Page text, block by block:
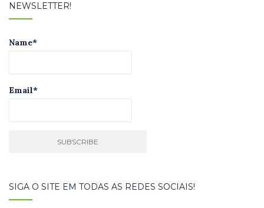
NEWSLETTER!
Name*
Email*
SIGA O SITE EM TODAS AS REDES SOCIAIS!